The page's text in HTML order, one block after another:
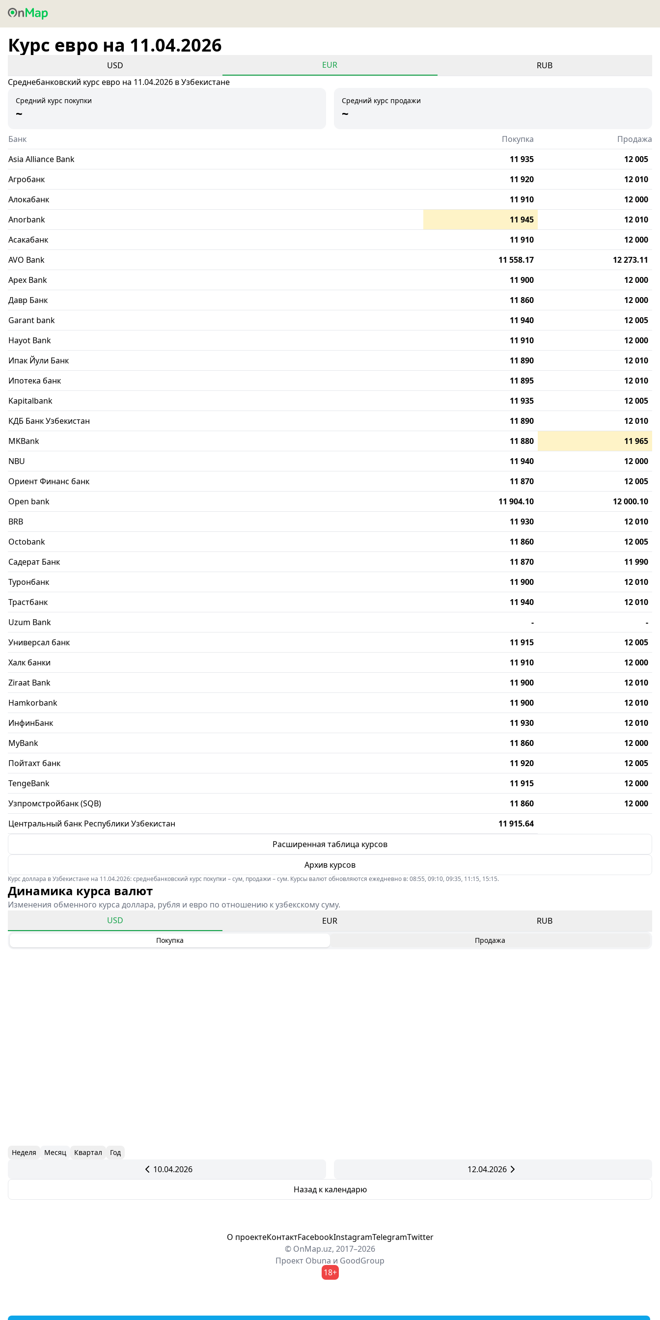
Курс евро на 11.04.2026
USD EUR
RUB
Среднебанковский курс евро на 11.04.2026 в Узбекистане
Средний курс покупки
~
Средний курс продажи
~
Банк Покупка
Продажа
Asia Alliance Bank
11 935
12 005
Агробанк
11 920
12 010
Алокабанк
11 910
12 000
Anorbank
11 945
12 010
Асакабанк
11 910
12 000
AVO Bank
11 558.17
12 273.11
Apex Bank
11 900
12 000
Давр Банк
11 860
12 000
Garant bank
11 940
12 005
Hayot Bank
11 910
12 000
Ипак Йули Банк
11 890
12 010
Ипотека банк
11 895
12 010
Kapitalbank
11 935
12 005
КДБ Банк Узбекистан
11 890
12 010
MKBank
11 880
11 965
NBU
11 940
12 000
Ориент Финанс банк
11 870
12 005
Open bank
11 904.10
12 000.10
BRB
11 930
12 010
Octobank
11 860
12 005
Садерат Банк
11 870
11 990
Туронбанк
11 900
12 010
Трастбанк
11 940
12 010
Uzum Bank
-
-
Универсал банк
11 915
12 005
Халк банки
11 910
12 000
Ziraat Bank
11 900
12 010
Hamkorbank
11 900
12 010
ИнфинБанк
11 930
12 010
MyBank
11 860
12 000
Пойтахт банк
11 920
12 005
TengeBank
11 915
12 000
Узпромстройбанк (SQB)
11 860
12 000
Центральный банк Республики Узбекистан
11 915.64
Расширенная таблица курсов
Архив курсов
Курс доллара в Узбекистане на 11.04.2026: среднебанковский курс покупки – сум, продажи – сум. Курсы валют обновляются ежедневно в: 08:55, 09:10, 09:35, 11:15, 15:15.
Динамика курса валют
Изменения обменного курса доллара, рубля и евро по отношению к узбекскому суму.
USD
EUR RUB
Покупка Продажа
Неделя Месяц Квартал Год
10.04.2026
12.04.2026
Назад к календарю
О проектеКонтактFacebookInstagramTelegramTwitter
© OnMap.uz, 2017–2026
Проект Obuna и GoodGroup
18+